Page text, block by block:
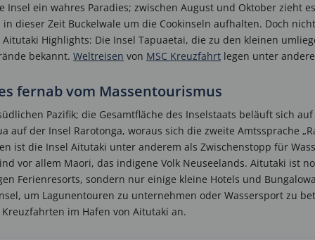
ein wahres Paradies; zwischen August und Oktober zieht
dieser Zeit Buckelwale um die Cookinseln aufhalten. Doch
Highlights: Die Insel Tapuaetai, die zu den kleinen
bekannt. Weltreisen von MSC Kreuzfahrt legen unter
fernab vom Massentourismus
Pazifik; die Gesamtfläche des Inselstaats beläuft sich
auf der Insel Rarotonga, woraus sich die zweite Amtssprache
ist die Insel Aitutaki unter anderem als Zwischenstopp für
vor allem Maori, das indigene Volk Neuseelands. Aitutaki ist
Ferienresorts, sondern nur einige kleine Hotels und
um Lagunentouren zu unternehmen oder Wassersport zu
im Hafen von Aitutaki an.